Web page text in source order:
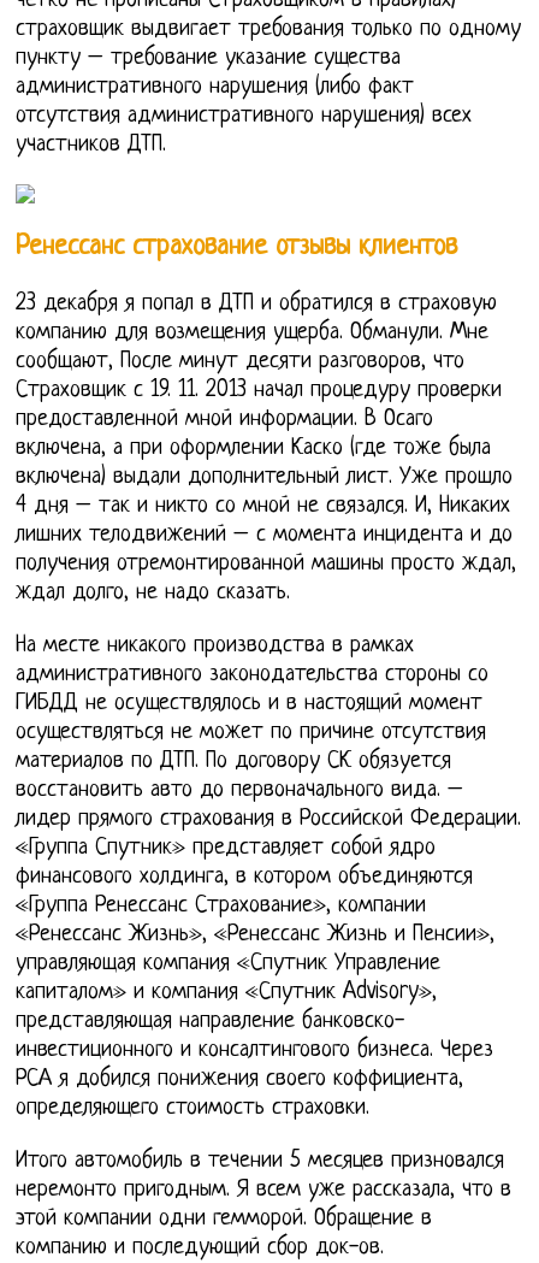
страховщик выдвигает требования только по одному
пункту – требование указание существа
административного нарушения (либо факт
отсутствия административного нарушения) всех
участников ДТП.
Ренессанс страхование отзывы клиентов
23 декабря я попал в ДТП и обратился в страховую
компанию для возмещения ущерба. Обманули. Мне
сообщают, После минут десяти разговоров, что
Страховщик с 19. 11. 2013 начал процедуру проверки
предоставленной мной информации. В Осаго
включена, а при оформлении Каско (где тоже была
включена) выдали дополнительный лист. Уже прошло
4 дня – так и никто со мной не связался. И, Никаких
лишних телодвижений – с момента инцидента и до
получения отремонтированной машины просто ждал,
ждал долго, не надо сказать.
На месте никакого производства в рамках
административного законодательства стороны со
ГИБДД не осуществлялось и в настоящий момент
осуществляться не может по причине отсутствия
материалов по ДТП. По договору СК обязуется
восстановить авто до первоначального вида. –
лидер прямого страхования в Российской Федерации.
«Группа Спутник» представляет собой ядро
финансового холдинга, в котором объединяются
«Группа Ренессанс Страхование», компании
«Ренессанс Жизнь», «Ренессанс Жизнь и Пенсии»,
управляющая компания «Спутник Управление
капиталом» и компания «Спутник Advisory»,
представляющая направление банковско-
инвестиционного и консалтингового бизнеса. Через
РСА я добился понижения своего коффициента,
определяющего стоимость страховки.
Итого автомобиль в течении 5 месяцев призновался
неремонто пригодным. Я всем уже рассказала, что в
этой компании одни гемморой. Обращение в
компанию и последующий сбор док-ов.